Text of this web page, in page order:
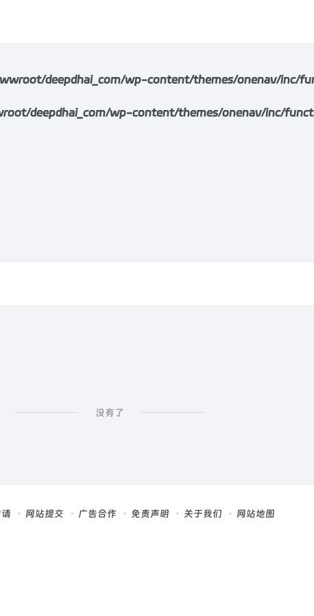
deepdhai_com/wp-content/themes/onenav/inc/
deepdhai_com/wp-content/themes/onenav/inc/
没有了
网站提交 广告合作 免责声明 关于我们 网站地图